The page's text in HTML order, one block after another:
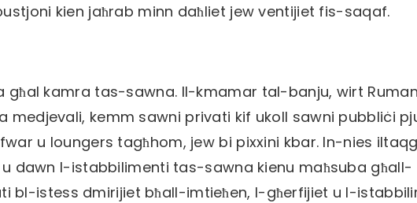
kien jaħrab minn daħliet jew ventijiet fis-saqaf.
għal kamra tas-sawna. Il-kmamar tal-banju, wirt
medjevali, kemm sawni privati ​​kif ukoll sawni pubbliċi
u loungers tagħhom, jew bi pixxini kbar. In-nies
dawn l-istabbilimenti tas-sawna kienu maħsuba għall-
bl-istess dmirijiet bħall-imtieħen, l-għerfijiet u l-